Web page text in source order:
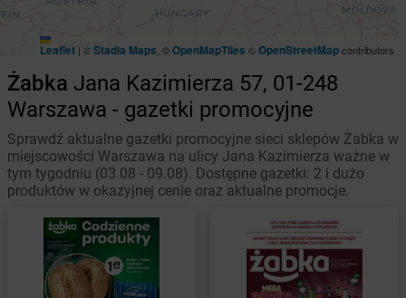
Leaflet | ©Stadia Maps , ©OpenMapTiles ©OpenStreetMapcontributors
Żabka Jana Kazimierza 57, 01-248
Warszawa - gazetki promocyjne
Sprawdź aktualne gazetki promocyjne sieci sklepów Żabka w
miejscowości Warszawa na ulicy Jana Kazimierza ważne w
tym tygodniu (03.08 - 09.08). Dostępne gazetki: 2 i dużo
produktów w okazyjnej cenie oraz aktualne promocje.